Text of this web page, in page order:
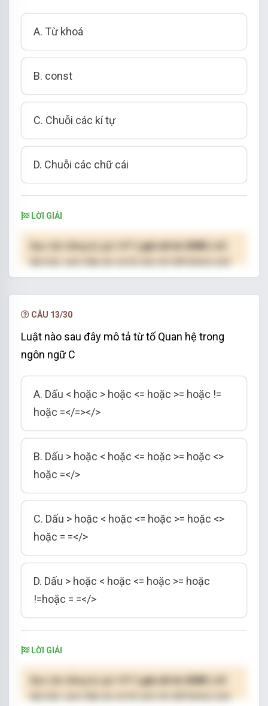
A. Từ khoá
B. const
C. Chuỗi các kí tự
D. Chuỗi các chữ cái
LỜI GIẢI
( giá chỉ từ 250K )
hạn.
CÂU 13/30
Luật nào sau đây mô tả từ tố Quan hệ trong
ngôn ngữ C
A. Dấu < hoặc > hoặc <= hoặc >= hoặc !=
hoặc =</=></>
B. Dấu > hoặc < hoặc <= hoặc >= hoặc <>
hoặc =</>
C. Dấu > hoặc < hoặc <= hoặc >= hoặc <>
hoặc = =</>
D. Dấu > hoặc < hoặc <= hoặc >= hoặc
!=hoặc = =</>
LỜI GIẢI
( giá chỉ từ 250K )